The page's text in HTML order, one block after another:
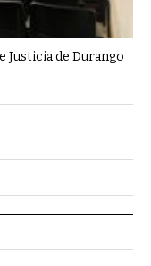
Justicia de Durango